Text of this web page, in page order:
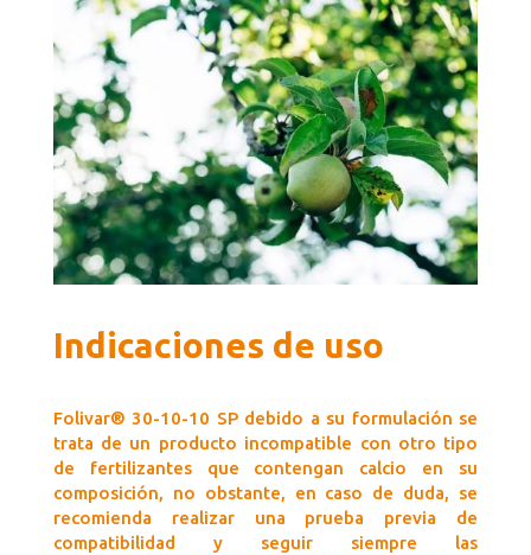
Indicaciones de uso
Folivar® 30-10-10 SP debido a su formulación se
trata de un producto incompatible con otro tipo
de fertilizantes que contengan calcio en su
composición, no obstante, en caso de duda, se
recomienda realizar una prueba previa de
compatibilidad y seguir siempre las